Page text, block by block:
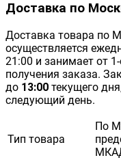
Доставка по
Доставка товара по
осуществляется
21:00 и занимает от
получения заказа.
до 13:00 текущего
следующий день.
Тип товара
По